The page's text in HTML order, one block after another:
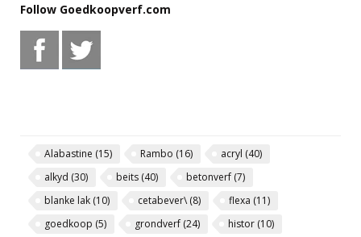
Follow Goedkoopverf.com
Alabastine (15) Rambo (16) acryl (40)
alkyd (30) beits (40) betonverf (7)
blanke lak (10) cetabever\(8) flexa (11)
goedkoop (5) grondverf (24) histor (10)